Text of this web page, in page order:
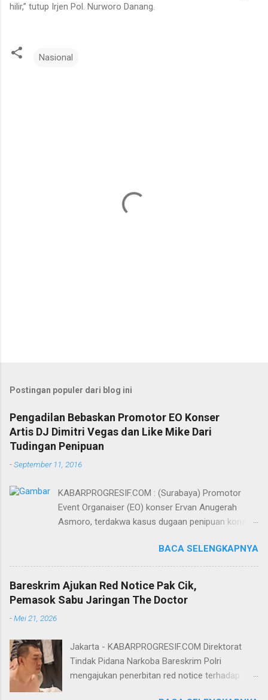
hilir,” tutup Irjen Pol. Nurworo Danang.
Nasional
Postingan populer dari blog ini
Pengadilan Bebaskan Promotor EO Konser
Artis DJ Dimitri Vegas dan Like Mike Dari
Tudingan Penipuan
-September 11, 2016
KABARPROGRESIF.COM : (Surabaya) Promotor
Event Organaiser (EO) konser Ervan Anugerah
Asmoro, terdakwa kasus dugaan penipuan konser
dari tuntutan 1,5 tahun penjara yang diajukan Jaksa
Penuntut Umum (JPU) Darwis dari Kejari Surabaya.
Oleh majelis hakim yang diketuai Sigit Sutanto SH
MH, kasus penipuan yang menjerat Ervan tersebut
dinyatakan bukan perkara pidana. Dalam
terdakwa Ervan tersebut tidak terdapat unsur
penipuan sehingga dianggap bukan merupakan
tindak pidana. Menurut majelis hakim, kasus yang
menjerat Ervan merupakan hubungan hukum
BACA SELENGKAPNYA
Bareskrim Ajukan Red Notice Pak Cik,
Pemasok Sabu Jaringan The Doctor
-Mei 21, 2026
Jakarta - KABARPROGRESIF.COM Direktorat
Tindak Pidana Narkoba Bareskrim Polri
mengajukan penerbitan red notice terhadap